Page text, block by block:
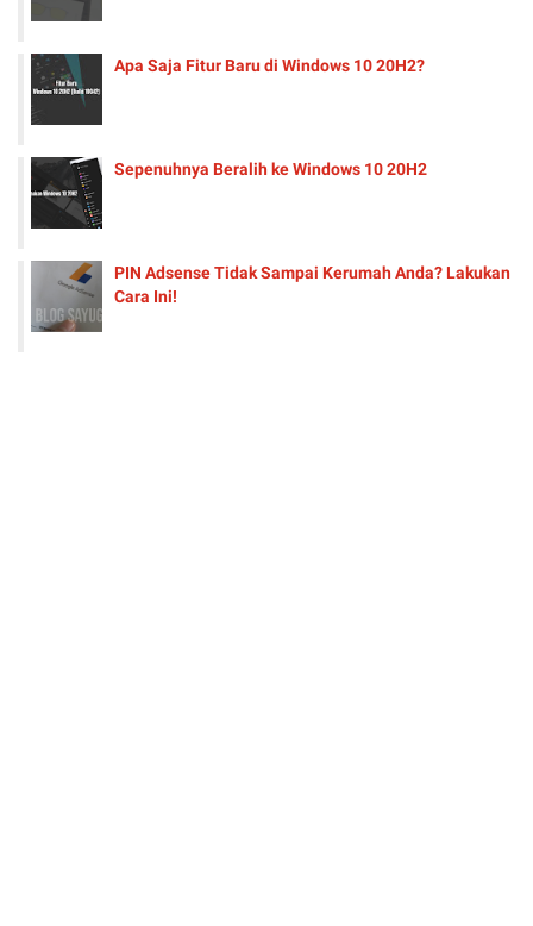
Apa Saja Fitur Baru di Windows 10 20H2?
Sepenuhnya Beralih ke Windows 10 20H2
PIN Adsense Tidak Sampai Kerumah Anda? Lakukan
Cara Ini!